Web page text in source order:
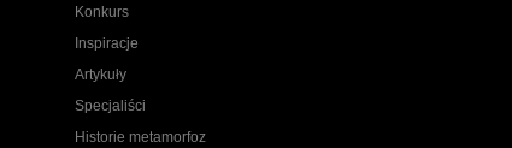
Konkurs
Inspiracje
Artykuły
Specjaliści
Historie metamorfoz